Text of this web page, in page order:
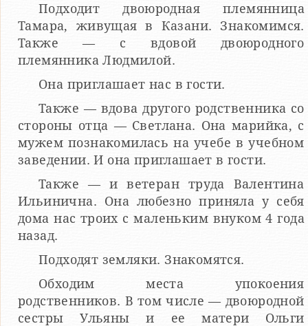
Подходит двоюродная племянница
Тамара, живущая в Казани. Знакомимся.
Также — с вдовой двоюродного
племянника Людмилой.
Она приглашает нас в гости.
Также — вдова другого родственника со
стороны отца — Светлана. Она марийка, с
мужем познакомилась на учебе в учебном
заведении. И она приглашает в гости.
Также — и ветеран труда Валентина
Ильинична. Она любезно приняла у себя
дома нас троих с маленьким внуком 4 года
назад.
Подходят земляки. Знакомятся.
Обходим места упокоения
родственников. В том числе — двоюродной
сестры Ульяны и ее матери Ольги